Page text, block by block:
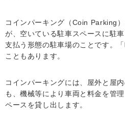
コインパーキング（Coin Parking
が、空いている駐車スペースに駐
支払う形態の駐車場のことです。
こともあります。
コインパーキングには、屋外と屋
も、機械等により車両と料金を管
ペースを貸し出します。